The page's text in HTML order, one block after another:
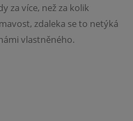
za více, než za kolik
zdaleka se to netýká
vlastněného.